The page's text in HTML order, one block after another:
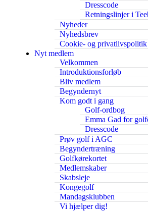
Dresscode
Retningslinjer i
Nyheder
Nyhedsbrev
Cookie- og privatlivspolitik
Nyt medlem
Velkommen
Introduktionsforløb
Bliv medlem
Begyndernyt
Kom godt i gang
Golf-ordbog
Emma Gad for
Dresscode
Prøv golf i AGC
Begyndertræning
Golfkørekortet
Medlemskaber
Skabsleje
Kongegolf
Mandagsklubben
Vi hjælper dig!